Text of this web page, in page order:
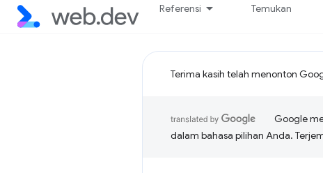
Referensi Temukan
Terima kasih telah menonton
Google
dalam bahasa pilihan Anda.